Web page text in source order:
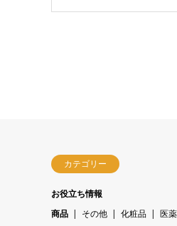
カテゴリー
お役立ち情報
商品
その他 化粧品 医